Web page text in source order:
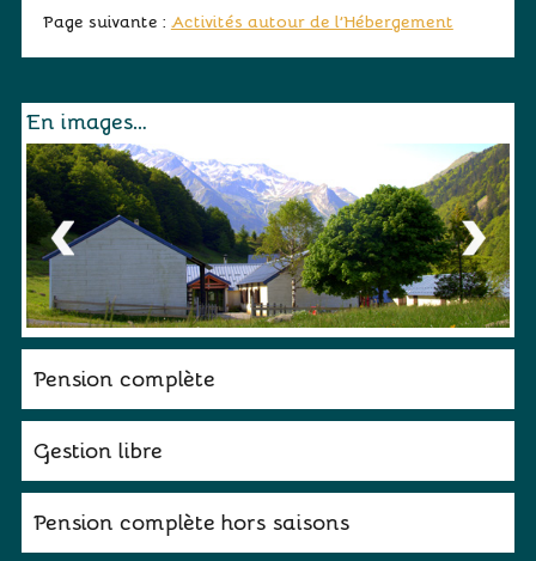
Activités autour de l’Hébergement
En images…
Pension complète
Gestion libre
Pension complète hors saisons